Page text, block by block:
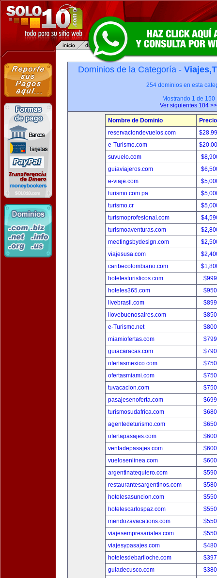
Dominios de la Categoría -
254 dominios en esta
Mostrando 1 de 150
Ver siguientes 104 >>
Nombre de Dominio
Precio
reservaciondevuelos.com
e-Turismo.com
suvuelo.com
guiaviajeros.com
e-viaje.com
turismo.com.pa
turismo.cr
turismoprofesional.com
turismoaventuras.com
meetingsbydesign.com
viajesusa.com
caribecolombiano.com
hotelesturisticos.com
hoteles365.com
livebrasil.com
ilovebuenosaires.com
e-Turismo.net
miamiofertas.com
guiacaracas.com
ofertasmexico.com
ofertasmiami.com
tuvacacion.com
pasajesenoferta.com
turismosudafrica.com
agentedeturismo.com
ofertapasajes.com
ventadepasajes.com
vuelosenlinea.com
argentinatequiero.com
restaurantesargentinos.com
hotelesasuncion.com
hotelescarlospaz.com
mendozavacations.com
viajesempresariales.com
viajesypasajes.com
hotelesdebariloche.com
guiadecusco.com